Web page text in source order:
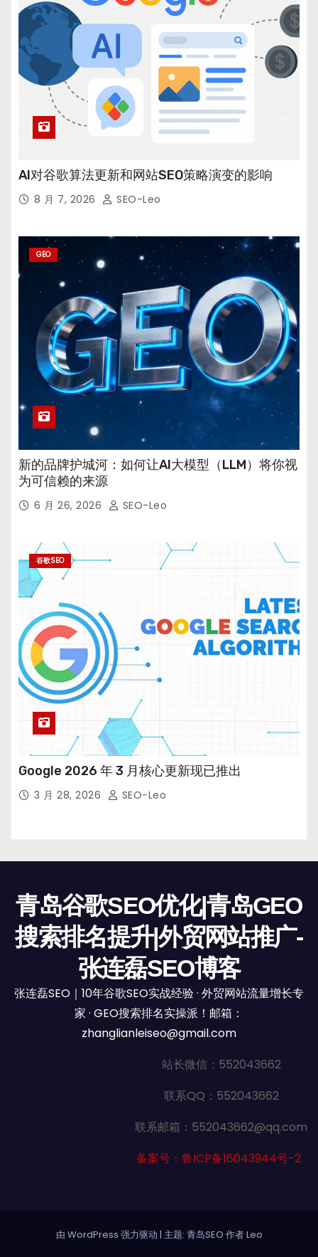
AI对谷歌算法更新和网站SEO策略演变的影响
8 月 7, 2026 SEO-Leo
GEO
新的品牌护城河：如何让AI大模型（LLM）将你视
为可信赖的来源
6 月 26, 2026 SEO-Leo
谷歌SEO
Google 2026 年 3 月核心更新现已推出
3 月 28, 2026 SEO-Leo
青岛谷歌SEO优化|青岛GEO
搜索排名提升|外贸网站推广-
张连磊SEO博客
张连磊SEO｜10年谷歌SEO实战经验 · 外贸网站流量增长专
家 · GEO搜索排名实操派！邮箱：
zhanglianleiseo@gmail.com
站长微信：552043662
联系QQ：552043662
联系邮箱：552043662@qq.com
备案号：鲁ICP备16043944号-2
由 WordPress 强力驱动 | 主题: 青岛SEO 作者Leo